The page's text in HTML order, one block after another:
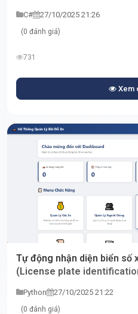
C# 27/10/2025 21:26
(0 đánh giá)
731
Xem
Tự động nhận diện biển số
(License plate
Python 27/10/2025 21:22
(0 đánh giá)